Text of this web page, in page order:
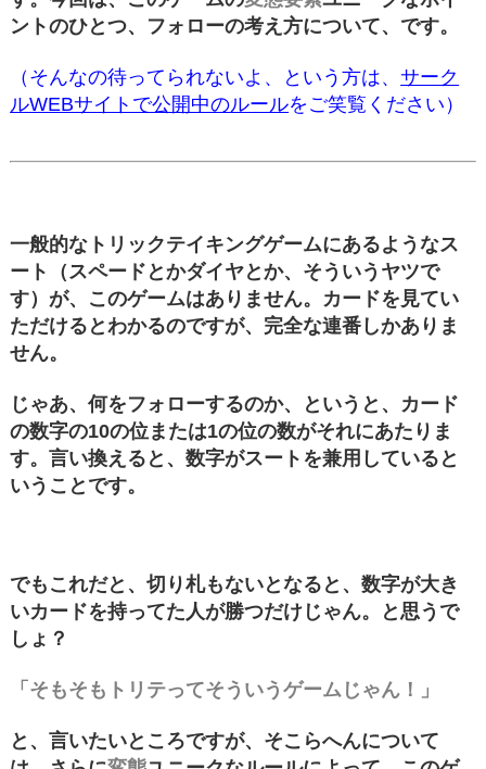
ントのひとつ、フォローの考え方について、です。
（そんなの待ってられないよ、という方は、サーク
ルWEBサイトで公開中のルールをご笑覧ください）
一般的なトリックテイキングゲームにあるようなス
ート（スペードとかダイヤとか、そういうヤツで
す）が、このゲームはありません。カードを見てい
ただけるとわかるのですが、完全な連番しかありま
せん。
じゃあ、何をフォローするのか、というと、カード
の数字の10の位または1の位の数がそれにあたりま
す。言い換えると、数字がスートを兼用していると
いうことです。
でもこれだと、切り札もないとなると、数字が大き
いカードを持ってた人が勝つだけじゃん。と思うで
しょ？
「そもそもトリテってそういうゲームじゃん！」
と、言いたいところですが、そこらへんについて